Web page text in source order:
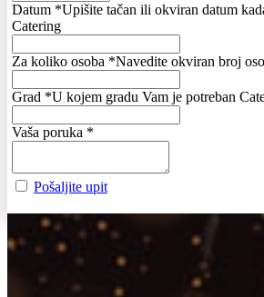
Datum *Upišite tačan ili okviran datum
Catering
Za koliko osoba *Navedite okviran broj
Grad *U kojem gradu Vam je potreban
Vaša poruka *
Pošaljite upit